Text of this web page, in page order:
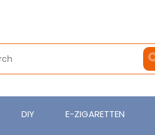
DIY E-ZIGARETTEN